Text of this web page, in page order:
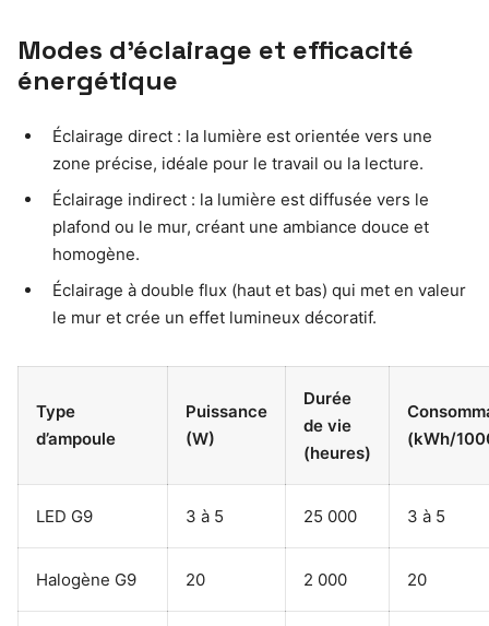
Modes d’éclairage et efficacité
énergétique
Éclairage direct : la lumière est orientée vers une
zone précise, idéale pour le travail ou la lecture.
Éclairage indirect : la lumière est diffusée vers le
plafond ou le mur, créant une ambiance douce et
homogène.
Éclairage à double flux (haut et bas) qui met en valeur
le mur et crée un effet lumineux décoratif.
Type
d’ampoule
Puissance
(W)
Durée
de vie
(heures)
(kWh/
LED G9 3 à 5 25 000 3 à 5
Halogène G9 20 2 000 20